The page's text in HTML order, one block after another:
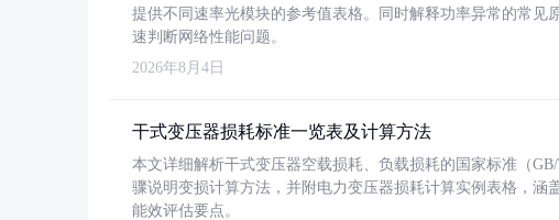
提供不同速率光模块的参考值表格。同时解释功率异常的常
速判断网络性能问题。
2026年8月4日
干式变压器损耗标准一览表及计算方法
本文详细解析干式变压器空载损耗、负载损耗的国家标准（
骤说明变损计算方法，并附电力变压器损耗计算实例表格，涵
能效评估要点。